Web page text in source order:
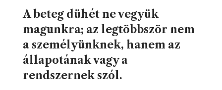
A beteg dühét ne vegyük
magunkra; az legtöbbször nem
a személyünknek, hanem az
állapotának vagy a
rendszernek szól.